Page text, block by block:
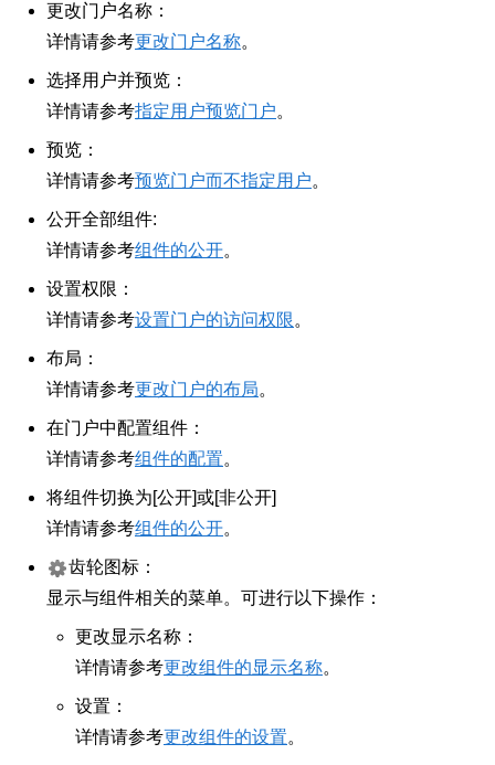
更改门户名称：
详情请参考更改门户名称。
选择用户并预览：
详情请参考指定用户预览门户。
预览：
详情请参考预览门户而不指定用户。
公开全部组件:
详情请参考组件的公开。
设置权限：
详情请参考设置门户的访问权限。
布局：
详情请参考更改门户的布局。
在门户中配置组件：
详情请参考组件的配置。
将组件切换为[公开]或[非公开]
详情请参考组件的公开。
齿轮图标：
显示与组件相关的菜单。可进行以下操作：
更改显示名称：
详情请参考更改组件的显示名称。
设置：
详情请参考更改组件的设置。